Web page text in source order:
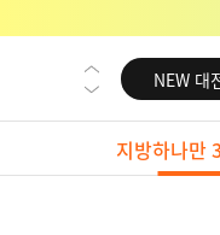
NEW 교
NEW 대
NEW 노
지방하나만